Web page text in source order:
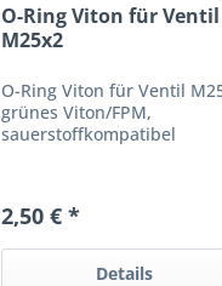
O-Ring Viton für Ventil
M25x2
O-Ring Viton für Ventil
grünes Viton/FPM,
sauerstoffkompatibel
2,50 € *
Details